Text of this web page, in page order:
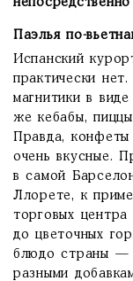
Паэлья по-
Испанский
практически
магнитики в
же кебабы,
Правда, конфеты
очень вкусные.
в самой
Ллорете, к
торговых
до цветочных
блюдо страны —
разными